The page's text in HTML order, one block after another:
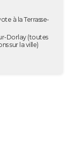
à la Terrasse-
Dorlay(toutes
sur la ville)